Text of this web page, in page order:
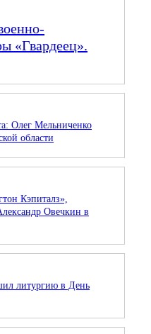
«Гвардеец».
Олег Мельниченко
области
Кэпиталз»,
Овечкин в
литургию в День